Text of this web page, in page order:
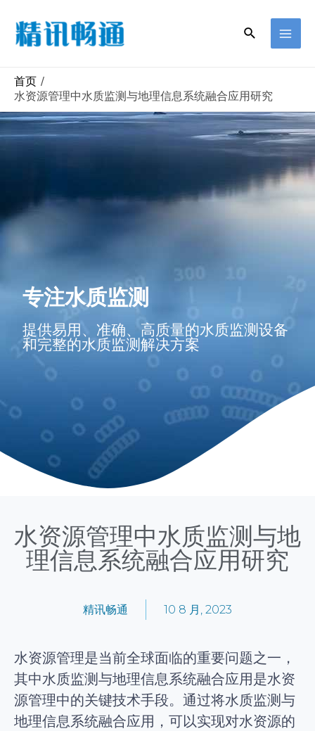
首页
水资源管理中水质监测与地理信息系统融合应用研究
专注水质监测
提供易用、准确、高质量的水质监测设备
和完整的水质监测解决方案
水资源管理中水质监测与地
理信息系统融合应用研究
精讯畅通 10 8 月, 2023
水资源管理是当前全球面临的重要问题之一，
其中水质监测与地理信息系统融合应用是水资
源管理中的关键技术手段。通过将水质监测与
地理信息系统融合应用，可以实现对水资源的